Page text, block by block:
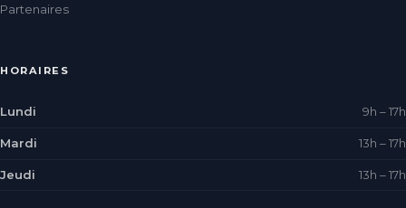
Partenaires
HORAIRES
Lundi 9h – 17h
Mardi 13h – 17h
Jeudi 13h – 17h